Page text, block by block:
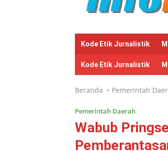
Kode Etik Jurnalistik
Kode Etik Jurnalistik
Beranda Pemerintah
Pemerintah Daerah
Wabub